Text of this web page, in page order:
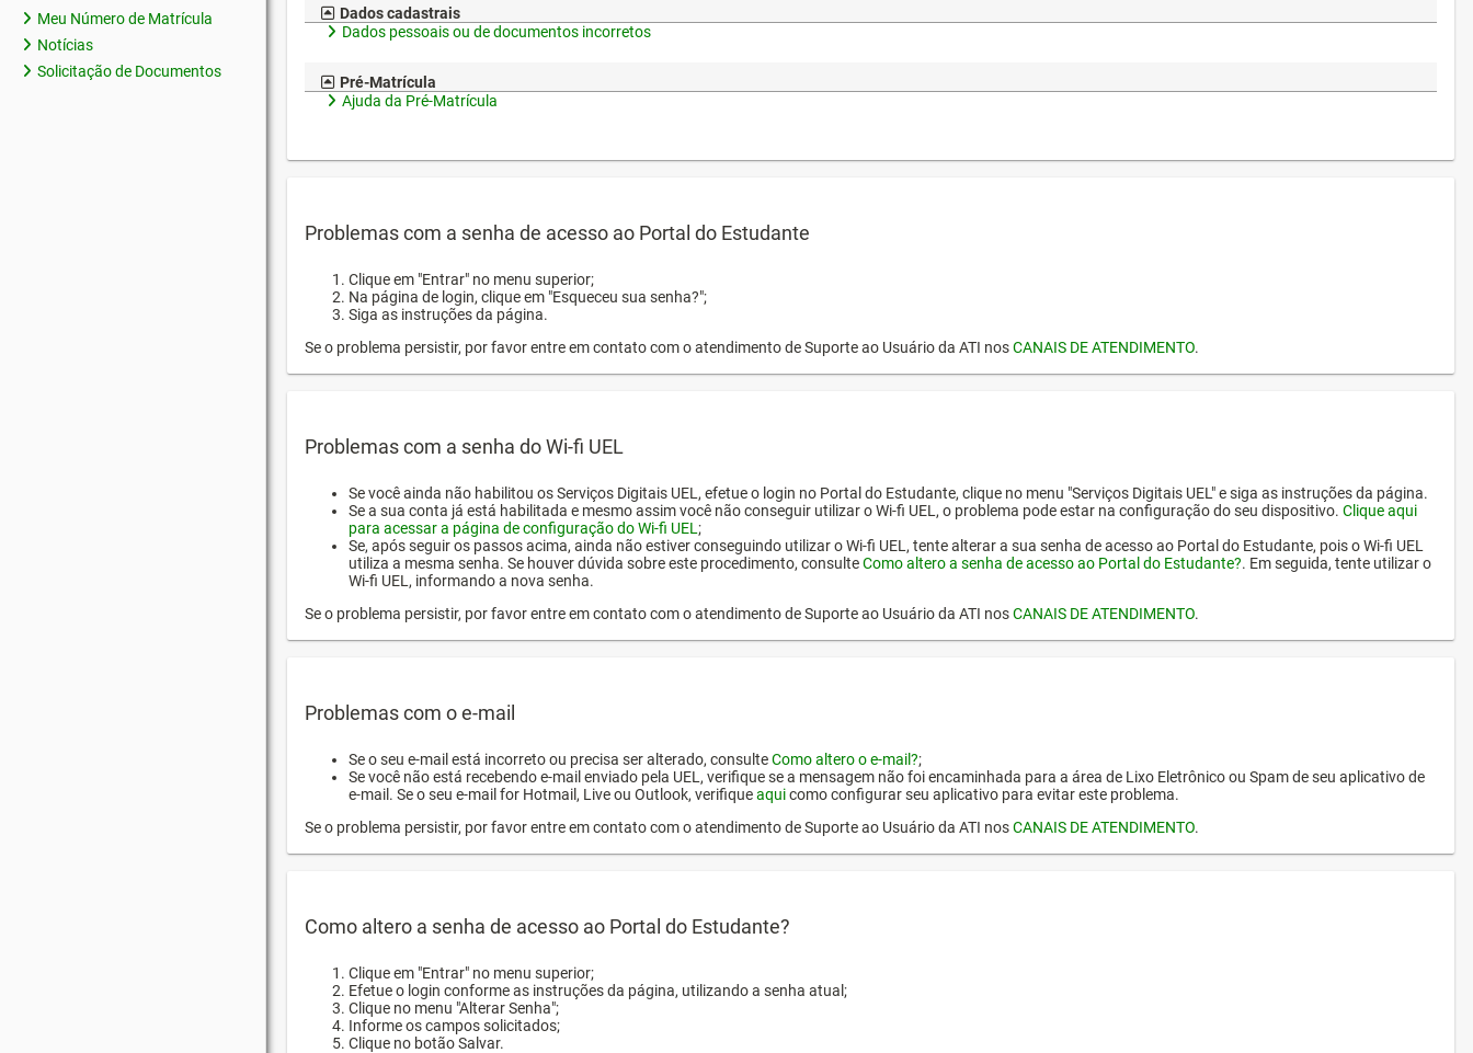
Meu Número de Matrícula
Notícias
Solicitação de Documentos
Dados cadastrais
Dados pessoais ou de documentos incorretos
Pré-Matrícula
Ajuda da Pré-Matrícula
Problemas com a senha de acesso ao Portal do Estudante
Clique em "Entrar" no menu superior;
Na página de login, clique em "Esqueceu sua senha?";
Siga as instruções da página.
Se o problema persistir, por favor entre em contato com o atendimento de Suporte ao Usuário da ATI nosCANAIS DE ATENDIMENTO.
Problemas com a senha do Wi-fi UEL
Se você ainda não habilitou os Serviços Digitais UEL, efetue o login no Portal do Estudante, clique no menu "Serviços Digitais UEL" e siga as instruções da página.
Se a sua conta já está habilitada e mesmo assim você não conseguir utilizar o Wi-fi UEL, o problema pode estar na configuração do seu dispositivo. Clique aqui
para acessar a página de configuração do Wi-fi UEL ;
Se, após seguir os passos acima, ainda não estiver conseguindo utilizar o Wi-fi UEL, tente alterar a sua senha de acesso ao Portal do Estudante, pois o Wi-fi UEL
utiliza a mesma senha. Se houver dúvida sobre este procedimento, consulteComo altero a senha de acesso ao Portal do Estudante?. Em seguida, tente utilizar o
Wi-fi UEL, informando a nova senha.
Se o problema persistir, por favor entre em contato com o atendimento de Suporte ao Usuário da ATI nosCANAIS DE ATENDIMENTO.
Problemas com o e-mail
Se o seu e-mail está incorreto ou precisa ser alterado, consulteComo altero o e-mail?;
Se você não está recebendo e-mail enviado pela UEL, verifique se a mensagem não foi encaminhada para a área de Lixo Eletrônico ou Spam de seu aplicativo de
e-mail. Se o seu e-mail for Hotmail, Live ou Outlook, verifiqueaquicomo configurar seu aplicativo para evitar este problema.
Se o problema persistir, por favor entre em contato com o atendimento de Suporte ao Usuário da ATI nosCANAIS DE ATENDIMENTO.
Como altero a senha de acesso ao Portal do Estudante?
Clique em "Entrar" no menu superior;
Efetue o login conforme as instruções da página, utilizando a senha atual;
Clique no menu "Alterar Senha";
Informe os campos solicitados;
Clique no botão Salvar.